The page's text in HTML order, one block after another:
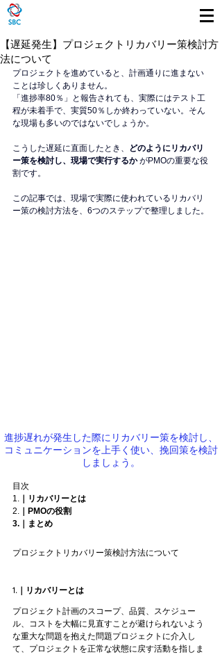
【遅延発生】プロジェクトリカバリー策検討方
法について
プロジェクトを進めていると、計画通りに進まない
ことは珍しくありません。
「進捗率80％」と報告されても、実際にはテスト工
程が未着手で、実質50％しか終わっていない。そん
な現場も多いのではないでしょうか。
こうした遅延に直面したとき、
どのようにリカバリ
ー策を検討し、現場で実行するか がPMOの重要な役
割です。
この記事では、現場で実際に使われているリカバリ
ー策の検討方法を、6つのステップで整理しました。
進捗遅れが発生した際にリカバリー策を検討し、
コミュニケーションを上手く使い、挽回策を検討
しましょう。
目次
1.
｜リカバリーとは
2.
｜PMOの役割
3.｜まとめ
プロジェクトリカバリー策検討方法について
1.｜リカバリーとは
プロジェクト計画のスコープ、品質、スケジュー
ル、コストを大幅に見直すことが避けられないよう
な重大な問題を抱えた問題プロジェクトに介入し
て、プロジェクトを正常な状態に戻す活動を指しま